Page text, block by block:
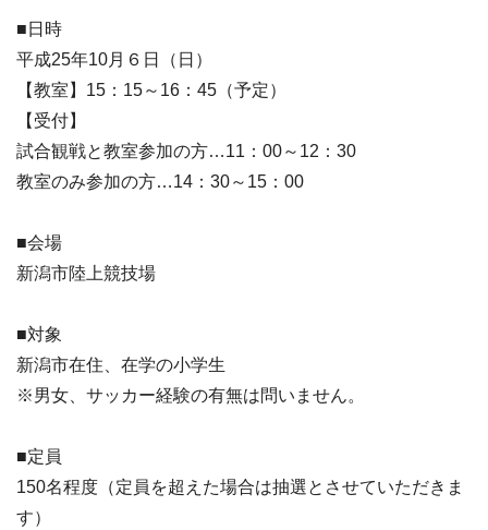
■日時
平成25年10月６日（日）
【教室】15：15～16：45（予定）
【受付】
試合観戦と教室参加の方…11：00～12：30
教室のみ参加の方…14：30～15：00
■会場
新潟市陸上競技場
■対象
新潟市在住、在学の小学生
※男女、サッカー経験の有無は問いません。
■定員
150名程度（定員を超えた場合は抽選とさせていただきま
す）